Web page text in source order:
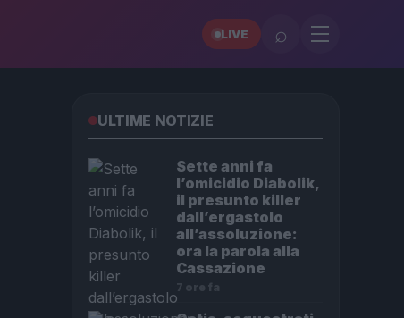
LIVE ⌕
ULTIME NOTIZIE
Sette anni fa
l’omicidio Diabolik,
il presunto killer
dall’ergastolo
all’assoluzione:
ora la parola alla
Cassazione
7 ore fa